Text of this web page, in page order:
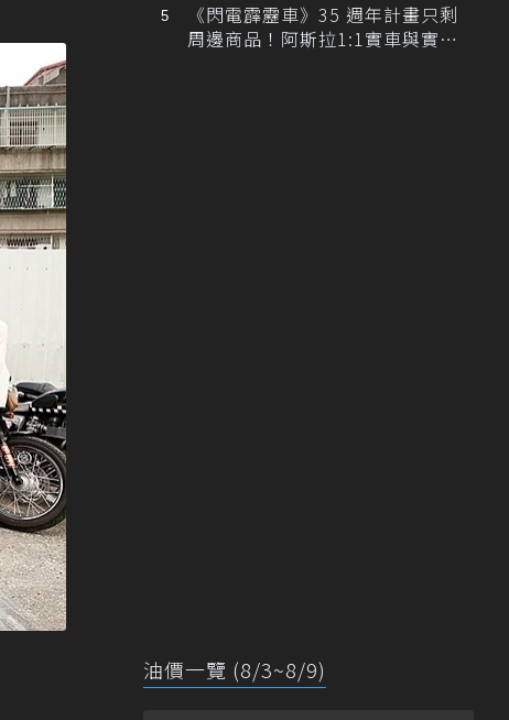
《閃電霹靂車》35 週年計畫只剩
周邊商品！阿斯拉1:1實車與實體
油價一覽 (8/3~8/9)